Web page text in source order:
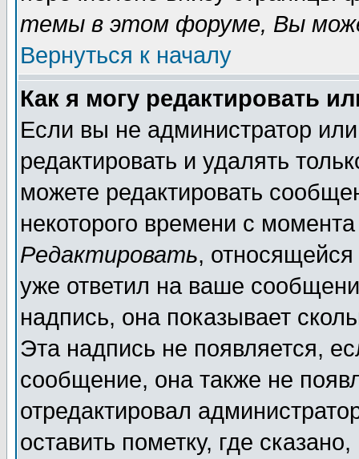
темы в этом форуме, Вы
Вернуться к началу
Как я могу редактировать
Если вы не администратор
редактировать и удалять
можете редактировать
некоторого времени с
Редактировать,
уже ответил на ваше
надпись, она показывает
Эта надпись не появляется,
сообщение, она также не
отредактировал
оставить пометку, где